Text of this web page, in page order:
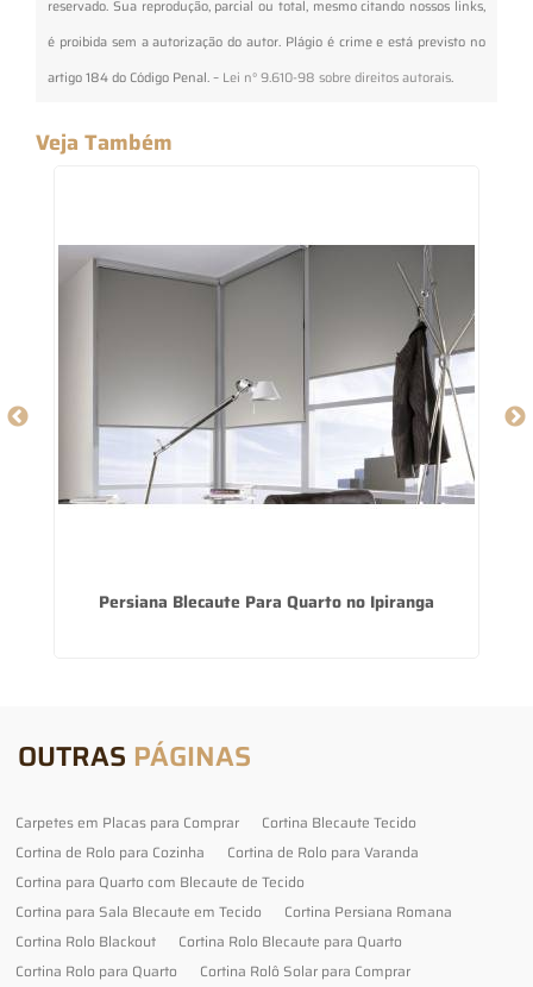
reservado. Sua reprodução, parcial ou total, mesmo citando nossos links,
é proibida sem a autorização do autor. Plágio é crime e está previsto no
artigo 184 do Código Penal. – Lei n° 9.610-98 sobre direitos autorais.
Veja Também
Persiana Blecaute Para Quarto no Ipiranga
OUTRAS PÁGINAS
Carpetes em Placas para Comprar
Cortina Blecaute Tecido
Cortina de Rolo para Cozinha
Cortina de Rolo para Varanda
Cortina para Quarto com Blecaute de Tecido
Cortina para Sala Blecaute em Tecido
Cortina Persiana Romana
Cortina Rolo Blackout
Cortina Rolo Blecaute para Quarto
Cortina Rolo para Quarto
Cortina Rolô Solar para Comprar